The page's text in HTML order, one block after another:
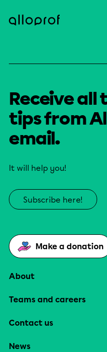
Receive all
tips from
email.
It will help you!
Subscribe here!
Make a donation
About
Teams and careers
Contact us
News